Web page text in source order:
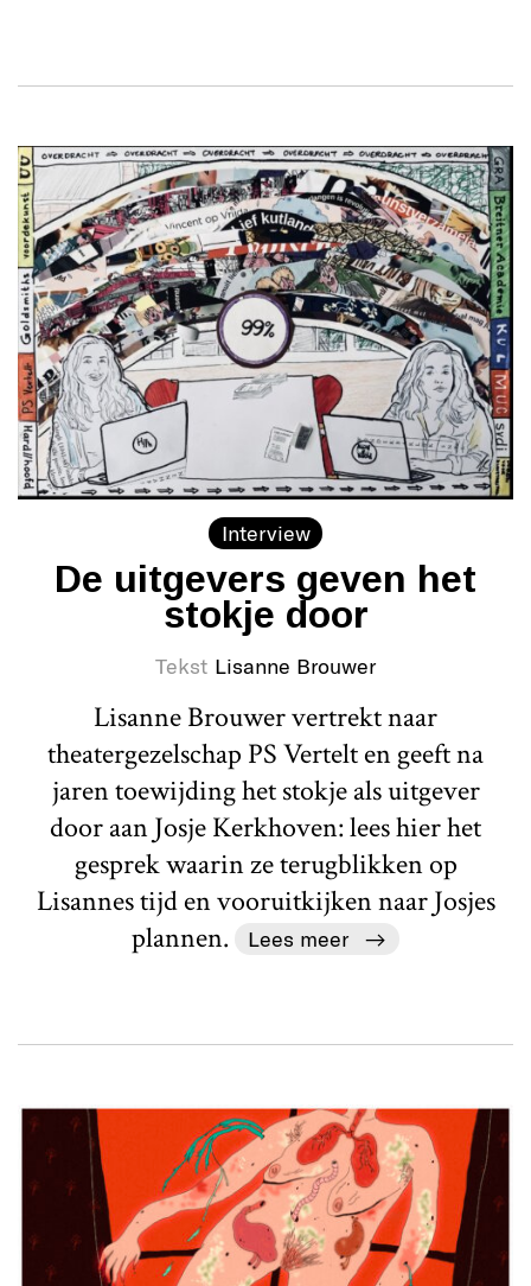
Interview
De uitgevers geven het
stokje door
Tekst Lisanne Brouwer
Lisanne Brouwer vertrekt naar
theatergezelschap PS Vertelt en geeft na
jaren toewijding het stokje als uitgever
door aan Josje Kerkhoven: lees hier het
gesprek waarin ze terugblikken op
Lisannes tijd en vooruitkijken naar Josjes
plannen.
Lees meer